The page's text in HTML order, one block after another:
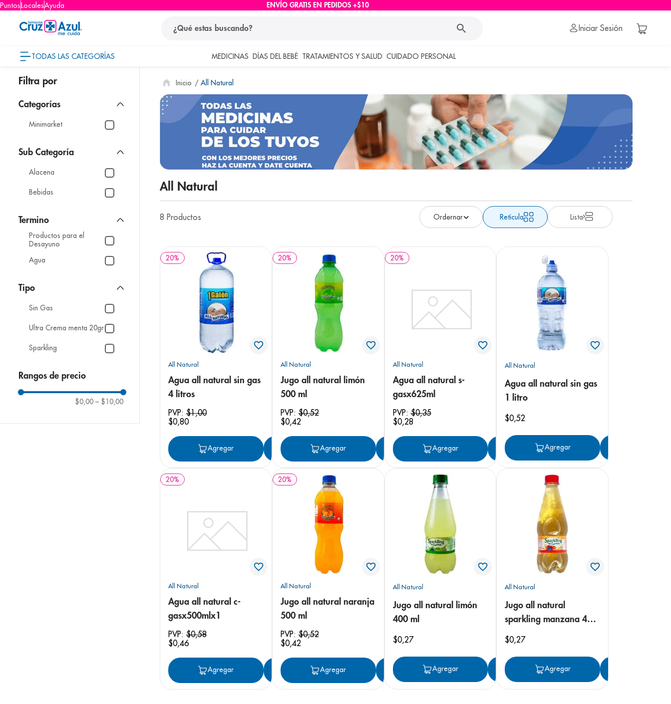
PuntosLocalesAyuda ENVÍO GRATIS EN PEDIDOS +$10
Iniciar Sesión
TODAS LAS CATEGORÍAS MEDICINAS DÍAS DEL BEBÉ TRATAMIENTOS Y SALUD CUIDADO PERSONAL
Minimarket
Alacena
Bebidas
Productos para el
Desayuno
Agua
Tipo
Sin Gas
Ultra Crema menta 20gr
Sparkling
Rangos de precio
$0,00 – $10,00
All Natural
All Natural
8 Productos Retícula Lista
20%
All Natural
Agua all natural sin gas
4 litros
PVP: $1,00
$0,80
Agregar Agregar
20%
All Natural
Jugo all natural limón
500 ml
PVP:$0,52
$0,42
Agregar Agregar
20%
All Natural
Agua all natural s-
gasx625ml
PVP:$0,35
$0,28
Agregar Agregar
All Natural
Agua all natural sin gas
1 litro
$0,52
Agregar
20%
All Natural
Agua all natural c-
gasx500mlx1
PVP: $0,58
$0,46
Agregar Agregar
20%
All Natural
Jugo all natural naranja
500 ml
PVP:$0,52
$0,42
Agregar Agregar
All Natural
Jugo all natural limón
400 ml
$0,27
Agregar Agregar
All Natural
Jugo all natural
sparkling manzana 400
$0,27
Agregar
términos más buscados
1. protector solar
pañales
3 eucerin
cerave
nivea
7. bioderma